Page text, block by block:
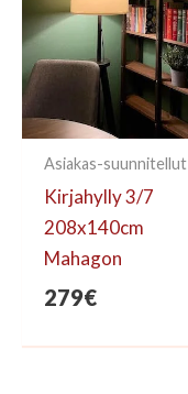
Asiakas-suunnitellut
Kirjahylly 3/7
208x140cm
Mahagon
279€